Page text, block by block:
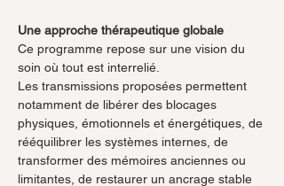
Une approche thérapeutique globale
Ce programme repose sur une vision du
soin où tout est interrelié.
Les transmissions proposées permettent
notamment de libérer des blocages
physiques, émotionnels et énergétiques, de
rééquilibrer les systèmes internes, de
transformer des mémoires anciennes ou
limitantes, de restaurer un ancrage stable